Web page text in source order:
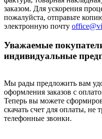
заказом. Для ускорения
пожалуйста, отправьте
электронную почту
Уважаемые
индивидуальные
Мы рады предложить вам
оформления заказов с
Теперь вы можете
скачать счет для оплаты, не
телефонные звонки.